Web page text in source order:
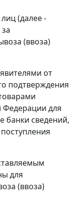
(далее -
(ввоза)
от
подтверждения
для
банки сведений,
для
(ввоза)